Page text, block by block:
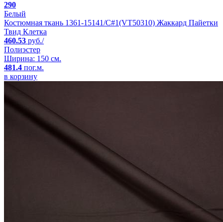
290
Белый
Костюмная ткань 1361-15141/C#1(VT50310) Жаккард Пайетки
Твид Клетка
460.53 руб./
Полиэстер
Ширина: 150 см.
481.4 пог.м.
в корзину